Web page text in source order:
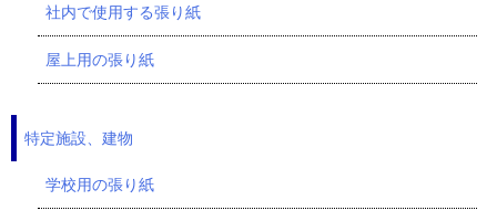
社内で使用する張り紙
屋上用の張り紙
特定施設、建物
学校用の張り紙